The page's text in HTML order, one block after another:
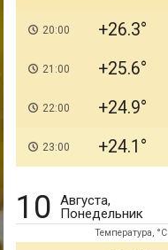
20:00 +26.3
21:00 +25.6
22:00 +24.9
23:00 +24.1
10
Августа,
Понедельник
Температура, °C